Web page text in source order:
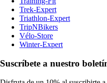
Trek-Expert
Triathlon-Expert
TripNBikers
Vélo-Store
Winter-Expert
Suscríbete a nuestro